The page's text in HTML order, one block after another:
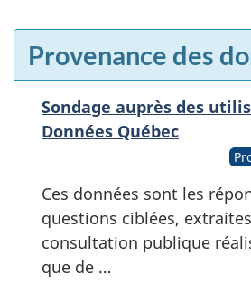
Provenance des
Sondage auprès des
Données Québec
Ces données sont les
questions ciblées,
consultation publique
que de …